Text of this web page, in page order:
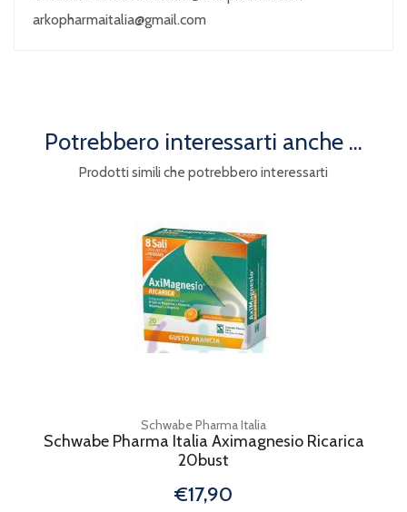
arkopharmaitalia@gmail.com
Potrebbero interessarti anche ...
Prodotti simili che potrebbero interessarti
Schwabe Pharma Italia
Schwabe Pharma Italia Aximagnesio Ricarica
20bust
€17,90